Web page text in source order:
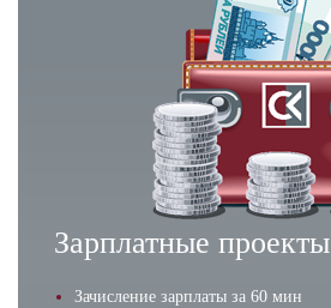
Зарплатные проекты
Зачисление зарплаты за 60 мин